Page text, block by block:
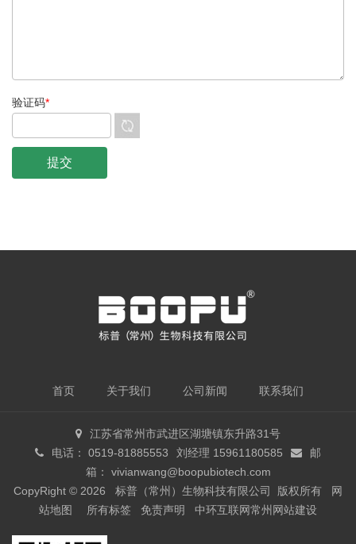
验证码*
首页 关于我们 公司新闻 联系我们
江苏省常州市武进区湖塘镇东升路31号
电话： 0519-81885553
刘经理 15961180585
邮
箱： vivianwang@boopubiotech.com
CopyRight © 2026 标普（常州）生物科技有限公司 版权所有
网
站地图
所有标签 免责声明 中环互联网常州网站建设